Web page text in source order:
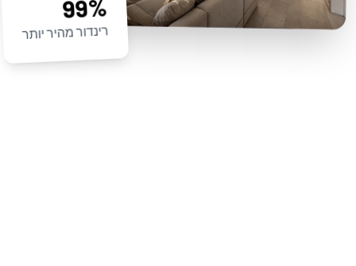
99%
רינדור מהיר יותר